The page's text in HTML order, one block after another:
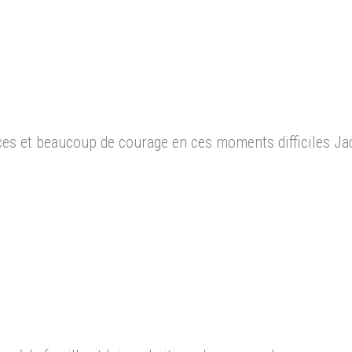
et beaucoup de courage en ces moments difficiles